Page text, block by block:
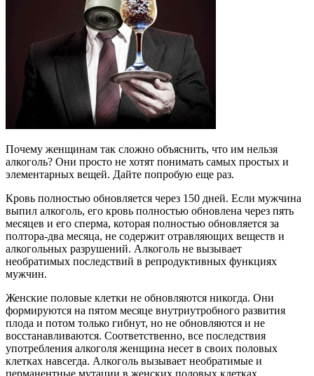
Почему женщинам так сложно объяснить, что им нельзя
алкоголь? Они просто не хотят понимать самых простых и
элементарных вещей. Дайте попробую еще раз.
Кровь полностью обновляется через 150 дней. Если мужчина
выпил алкоголь, его кровь полностью обновлена через пять
месяцев и его сперма, которая полностью обновляется за
полтора-два месяца, не содержит отравляющих веществ и
алкогольных разрушений. Алкоголь не вызывает
необратимых последствий в репродуктивных функциях
мужчин.
Женские половые клетки не обновляются никогда. Они
формируются на пятом месяце внутриутробного развития
плода и потом только гибнут, но не обновляются и не
восстанавливаются. Соответственно, все последствия
употребления алкоголя женщина несет в своих половых
клетках навсегда. Алкоголь вызывает необратимые и